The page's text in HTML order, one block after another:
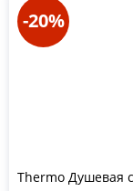
-20%
Thermo Душевая